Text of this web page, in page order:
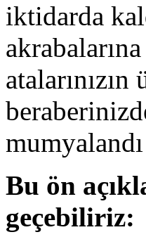
iktidarda
Bu ön
geçebiliriz: